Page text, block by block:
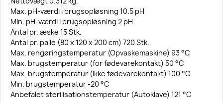
Max. pH-værdi i brugsopløsning 10.5 pH
Min. pH-værdi i brugsopløsning 2 pH
Antal pr. æske 15 Stk.
Antal pr. palle (80 x 120 x 200 cm) 720 Stk.
Max. rengøringstemperatur (Opvaskemaskine) 93 °C
Max. brugstemperatur (for fødevarekontakt) 50 °C
Max. brugstemperatur (ikke fødevarekontakt) 100 °C
Min. brugstemperatur -20 °C
Anbefalet sterilisationstemperatur (Autoklave) 121 °C